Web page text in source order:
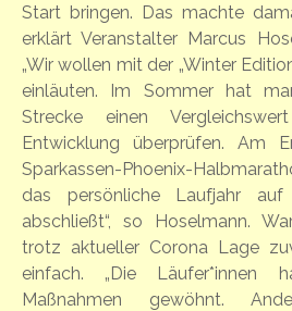
Start bringen. Das machte
erklärt Veranstalter Marcus
„Wir wollen mit der „Winter
einläuten. Im Sommer hat
Strecke einen
Entwicklung überprüfen. Am
Sparkassen-Phoenix-
das persönliche Laufjahr auf
abschließt“, so Hoselmann.
trotz aktueller Corona Lage
einfach. „Die
Maßnahmen gewöhnt.